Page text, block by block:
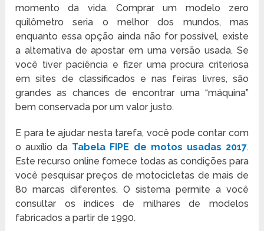
momento da vida. Comprar um modelo zero
quilômetro seria o melhor dos mundos, mas
enquanto essa opção ainda não for possível, existe
a alternativa de apostar em uma versão usada. Se
você tiver paciência e fizer uma procura criteriosa
em sites de classificados e nas feiras livres, são
grandes as chances de encontrar uma “máquina”
bem conservada por um valor justo.
E para te ajudar nesta tarefa, você pode contar com
o auxílio da Tabela FIPE de motos usadas 2017.
Este recurso online fornece todas as condições para
você pesquisar preços de motocicletas de mais de
80 marcas diferentes. O sistema permite a você
consultar os índices de milhares de modelos
fabricados a partir de 1990.